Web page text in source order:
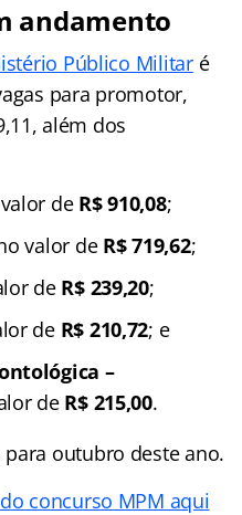
andamento
Público Militaré
para promotor,
além dos
de R$ 910,08;
valor de R$ 719,62;
de R$ 239,20;
de R$ 210,72; e
–
de R$ 215,00.
outubro deste ano.
concurso MPM aqui